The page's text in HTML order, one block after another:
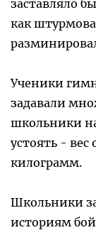
заставляло
как
Ученики
задавали
школьники
устоять -
килограмм.
Школьники
историям